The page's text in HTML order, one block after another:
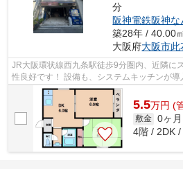
分
阪神電鉄阪神な
築28年 / 40.00
大阪府大阪市此
JR大阪環状線西九条駅徒歩9分圏内、近隣に
性良好です！ 設備も、システムキッチンが導入されており、エントランスに
は防犯カメラもございます。 ■□■□■□...
5.5万円 (
敷金 0ヶ月
4階 / 2DK /